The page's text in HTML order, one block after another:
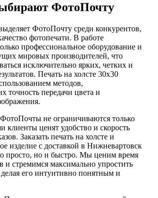
ФотоПочту
ФотоПочту среди конкурентов,
фотопечати. В работе
профессиональное оборудование и
мировых производителей, что
исключительно ярких, четких и
Печать на холсте 30х30
методов,
точность передачи цвета и
не ограничиваются только
клиенты ценят удобство и скорость
Заказать печать на холсте и
изделие с доставкой в Нижневартовск
просто, но и быстро. Мы ценим время
и стремимся максимально упростить
делая его интуитивно понятным и